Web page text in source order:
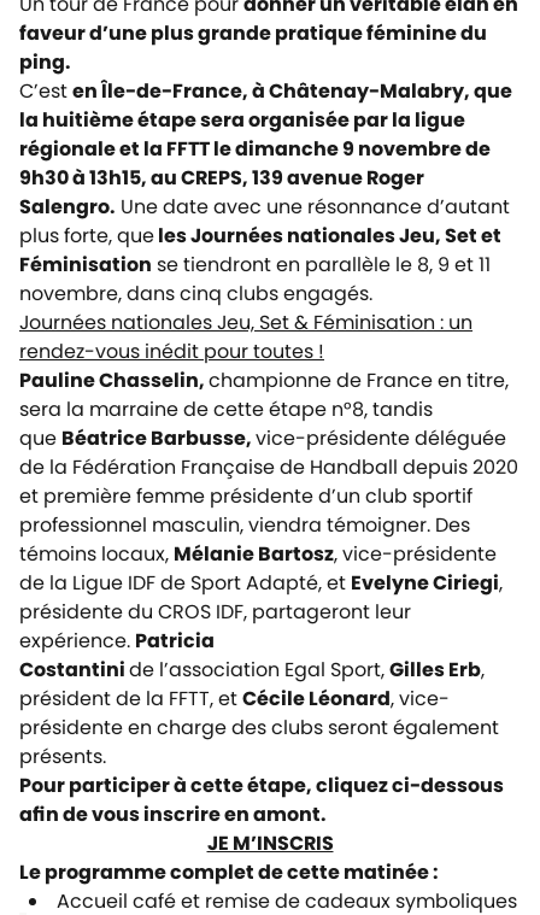
faveur d’une plus grande pratique féminine du
ping.
C’esten Île-de-France, à Châtenay-Malabry, que
la huitième étape sera organisée par la ligue
régionale et la FFTT le dimanche 9 novembre de
9h30 à 13h15, au CREPS, 139 avenue Roger
Salengro. Une date avec une résonnance d’autant
plus forte, queles Journées nationales Jeu, Set et
Féminisation se tiendront en parallèle le 8, 9 et 11
novembre, dans cinq clubs engagés.
Journées nationales Jeu, Set & Féminisation : un
rendez-vous inédit pour toutes !
Pauline Chasselin,championne de France en titre,
sera la marraine de cette étape n°8, tandis
que Béatrice Barbusse,vice-présidente déléguée
de la Fédération Française de Handball depuis 2020
et première femme présidente d’un club sportif
professionnel masculin, viendra témoigner. Des
témoins locaux, Mélanie Bartosz, vice-présidente
de la Ligue IDF de Sport Adapté, et Evelyne Ciriegi,
présidente du CROS IDF, partageront leur
expérience. Patricia
Costantinide l’association Egal Sport,Gilles Erb,
président de la FFTT, etCécile Léonard, vice-
présidente en charge des clubs seront également
présents.
Pour participer à cette étape, cliquez ci-dessous
afin de vous inscrire en amont.
JE M’INSCRIS
Le programme complet de cette matinée :
Accueil café et remise de cadeaux symboliques